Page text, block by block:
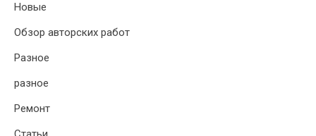
Новые
Обзор авторских работ
Разное
разное
Ремонт